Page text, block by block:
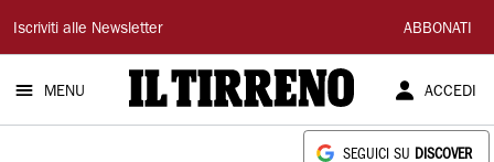
Il
Tirreno
Iscriviti alle Newsletter ABBONATI
MENU ACCEDI
SEGUICI SU DISCOVER